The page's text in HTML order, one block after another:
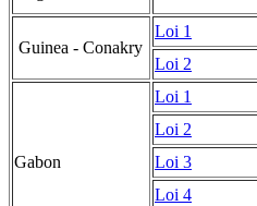
Guinea - Conakry
Loi 1
Loi 2
Gabon
Loi 1
Loi 2
Loi 3
Loi 4